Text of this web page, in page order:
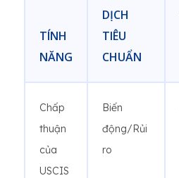
TÍNH
NĂNG
DỊCH
TIÊU
CHUẨN
Chấp
thuận
của
USCIS
Biến
động/Rủi
ro